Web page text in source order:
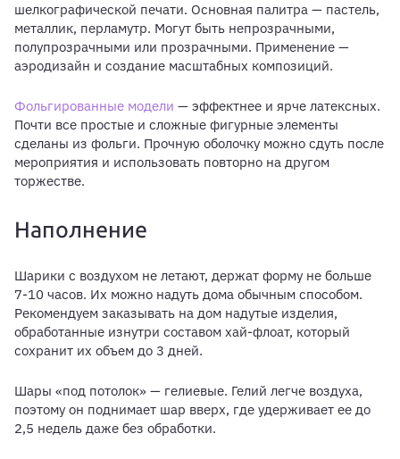
шелкографической печати. Основная палитра — пастель,
металлик, перламутр. Могут быть непрозрачными,
полупрозрачными или прозрачными. Применение —
аэродизайн и создание масштабных композиций.
Фольгированные модели — эффектнее и ярче латексных.
Почти все простые и сложные фигурные элементы
сделаны из фольги. Прочную оболочку можно сдуть после
мероприятия и использовать повторно на другом
торжестве.
Наполнение
Шарики с воздухом не летают, держат форму не больше
7-10 часов. Их можно надуть дома обычным способом.
Рекомендуем заказывать на дом надутые изделия,
обработанные изнутри составом хай-флоат, который
сохранит их объем до 3 дней.
Шары «под потолок» — гелиевые. Гелий легче воздуха,
поэтому он поднимает шар вверх, где удерживает ее до
2,5 недель даже без обработки.